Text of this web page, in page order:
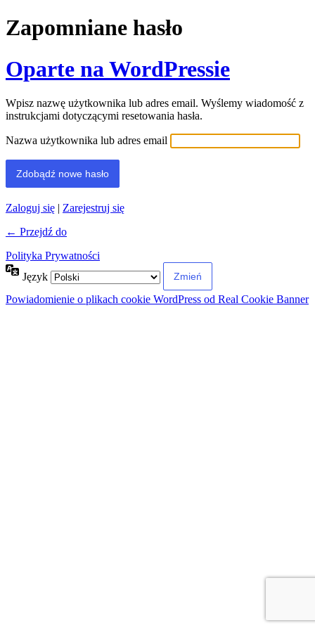
Zapomniane hasło
Oparte na WordPressie
Wpisz nazwę użytkownika lub adres email. Wyślemy wiadomość z
instrukcjami dotyczącymi resetowania hasła.
Nazwa użytkownika lub adres email
Zaloguj się | Zarejestruj się
← Przejdź do
Polityka Prywatności
Język
Powiadomienie o plikach cookie WordPress od Real Cookie Banner